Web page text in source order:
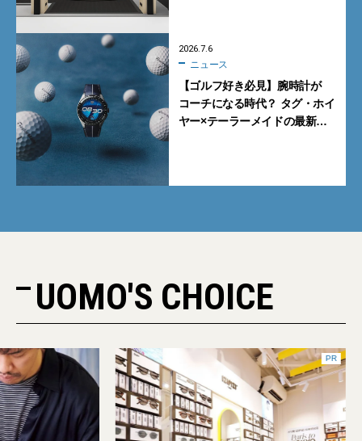
2026.7.6
ニュース
【ゴルフ好き必見】腕時計が
コーチになる時代？ タグ・ホイ
ヤー×テーラーメイドの最新ス
UOMO'S CHOICE